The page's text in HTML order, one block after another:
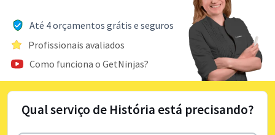
Até 4 orçamentos grátis e seguros
Profissionais avaliados
Como funciona o GetNinjas?
Qual serviço de História está precisando?